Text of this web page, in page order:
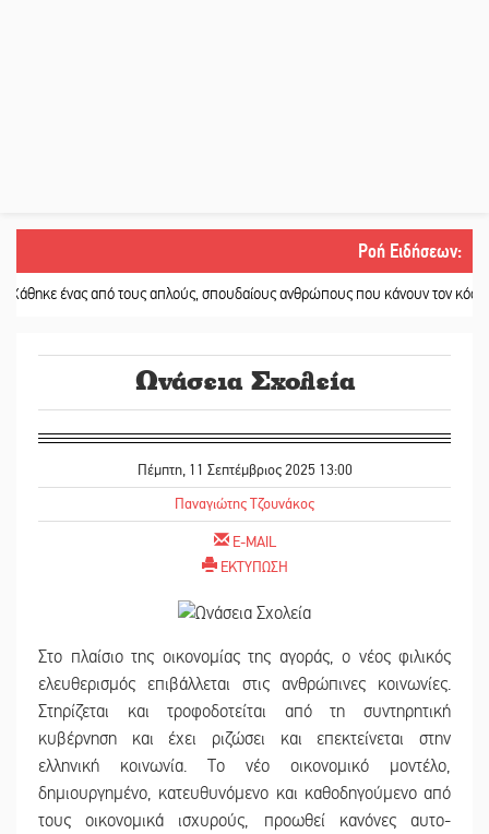
Ροή Ειδήσεων:
από τους απλούς, σπουδαίους ανθρώπους που κάνουν τον κόσμο λίγο πιο
Ωνάσεια Σχολεία
Πέμπτη, 11 Σεπτέμβριος 2025 13:00
Παναγιώτης Τζουνάκος
E-MAIL
ΕΚΤΥΠΩΣΗ
Στο πλαίσιο της οικονομίας της αγοράς, ο νέος φιλικός
ελευθερισμός επιβάλλεται στις ανθρώπινες κοινωνίες.
Στηρίζεται και τροφοδοτείται από τη συντηρητική
κυβέρνηση και έχει ριζώσει και επεκτείνεται στην
ελληνική κοινωνία. Το νέο οικονομικό μοντέλο,
δημιουργημένο, κατευθυνόμενο και καθοδηγούμενο από
τους οικονομικά ισχυρούς, προωθεί κανόνες αυτο-